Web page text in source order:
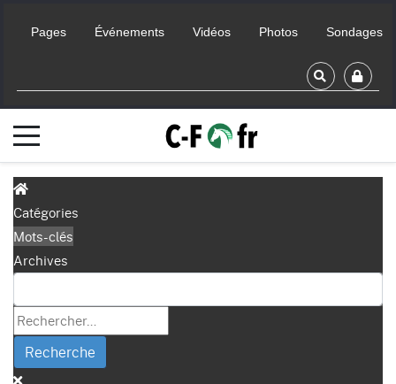
Pages Événements Vidéos Photos Sondages
Catégories
Mots-clés
Archives
Recherche